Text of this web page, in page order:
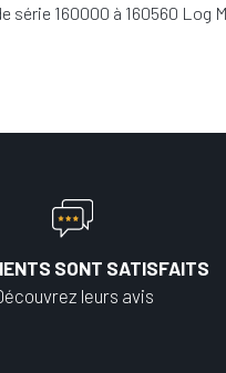
160000 à 160560 Log
SONT SATISFAITS
leurs avis